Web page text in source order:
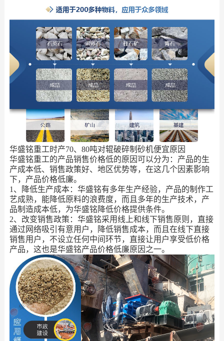
华盛铭重工时产70、80吨对辊破碎制砂机便宜原因
华盛铭重工的产品销售价格低的原因可以分为：产品的生
产成本低、销售政策好、地区优势等，在这几个因素影响
下，产品价格低廉。
1、降低生产成本：华盛铭有多年生产经验，产品的制作工
艺成熟，能降低原料的浪费度，而且多年的生产技术，产
品制造成本低，为华盛铭降低价格提供条件。
2、改变销售政策：华盛铭采用线上和线下销售原则，直接
通过网络吸引有意用户，降低销售成本，而且在线下直接
销售用户，不设立任何中间环节，直接让用户享受低价格
产品，这也是华盛铭产品价格低廉原因之一。